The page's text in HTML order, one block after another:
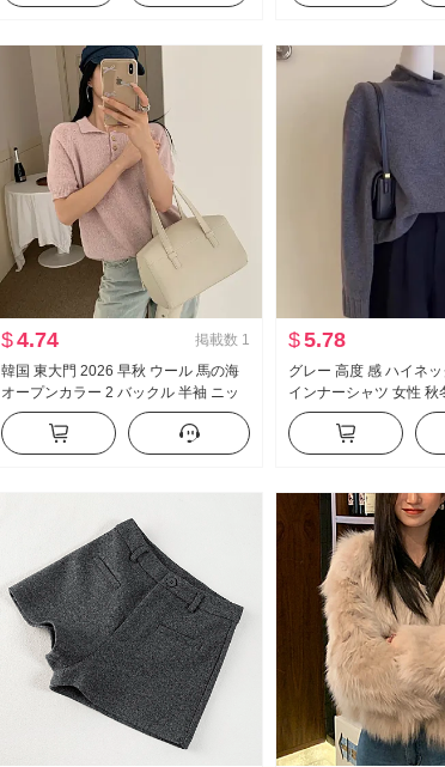
$4.74 掲載数 1
韓国 東大門 2026 早秋 ウール 馬の海
オープンカラー 2 バックル 半袖 ニッ
トセーター セーター 万能 トップス コ
ート
$5.78
グレー 高度 感 ハイネ
インナーシャツ 女性 秋
バーセーター 長袖 ニ
襟 トップス